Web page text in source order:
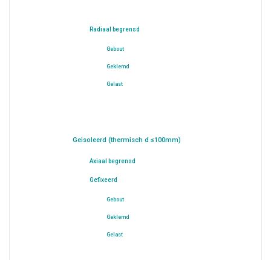
Radiaal begrensd
Gebout
Geklemd
Gelast
Geisoleerd (thermisch d ≤100mm)
Axiaal begrensd
Gefixeerd
Gebout
Geklemd
Gelast